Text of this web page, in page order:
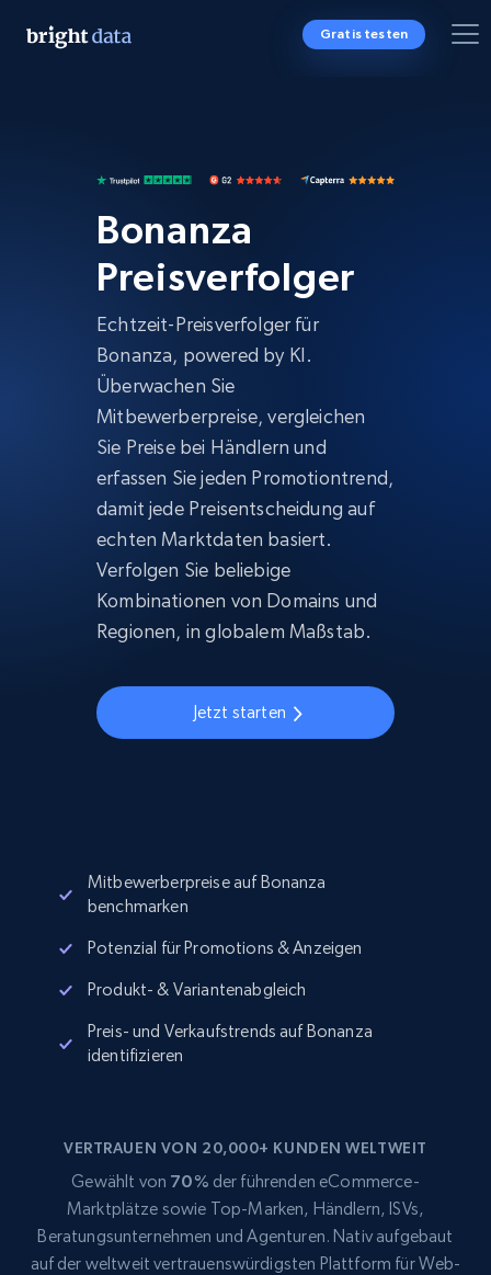
Gratis testen
Bonanza
Preisverfolger
Echtzeit-Preisverfolger für
Bonanza, powered by KI.
Überwachen Sie
Mitbewerberpreise, vergleichen
Sie Preise bei Händlern und
erfassen Sie jeden Promotiontrend,
damit jede Preisentscheidung auf
echten Marktdaten basiert.
Verfolgen Sie beliebige
Kombinationen von Domains und
Regionen, in globalem Maßstab.
Jetzt starten
Mitbewerberpreise auf Bonanza
benchmarken
Potenzial für Promotions & Anzeigen
Produkt- & Variantenabgleich
Preis- und Verkaufstrends auf Bonanza
identifizieren
VERTRAUEN VON 20,000+ KUNDEN WELTWEIT
Gewählt von 70% der führenden eCommerce-
Marktplätze sowie Top-Marken, Händlern, ISVs,
Beratungsunternehmen und Agenturen. Nativ aufgebaut
auf der weltweit vertrauenswürdigsten Plattform für Web-